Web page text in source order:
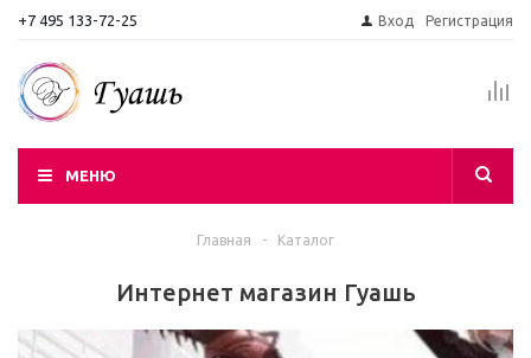
+7 495 133-72-25 Вход Регистрация
МЕНЮ
Главная - Каталог
Интернет магазин Гуашь